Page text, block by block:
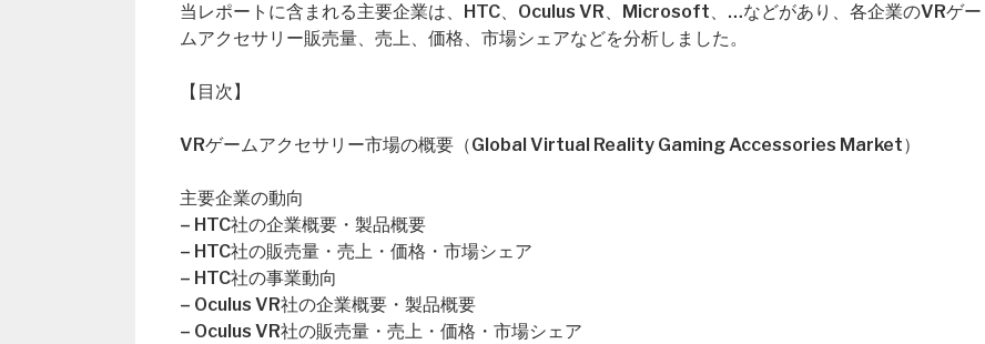
当レポートに含まれる主要企業は、HTC、Oculus VR、Microsoft、…などがあり、各企業のVRゲー
ムアクセサリー販売量、売上、価格、市場シェアなどを分析しました。
【目次】
VRゲームアクセサリー市場の概要（Global Virtual Reality Gaming Accessories Market）
主要企業の動向
– HTC社の企業概要・製品概要
– HTC社の販売量・売上・価格・市場シェア
– HTC社の事業動向
– Oculus VR社の企業概要・製品概要
– Oculus VR社の販売量・売上・価格・市場シェア